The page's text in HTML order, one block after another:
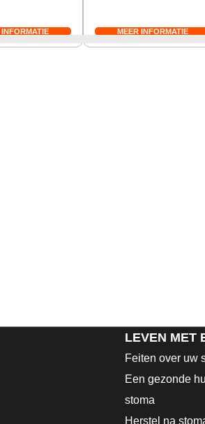
INFORMATIE MEER INFORMATIE
LEVEN MET
Feiten over uw
Een gezonde
stoma
Herstel na